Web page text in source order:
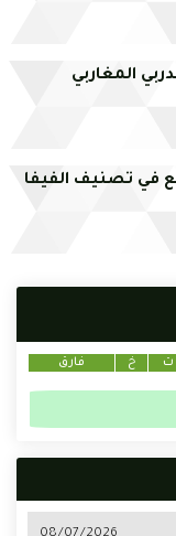
المغاربي
في تصنيف الفيفا
ت خ فارق